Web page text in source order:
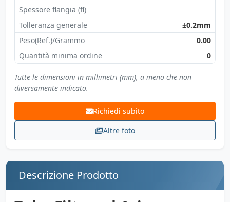
Spessore flangia (fl)
Tolleranza generale
±0.2mm
Peso(Ref.)/Grammo
0.00
Quantità minima ordine
0
Tutte le dimensioni in millimetri (mm), a meno che non
diversamente indicato.
Richiedi subito
Altre foto
Descrizione Prodotto